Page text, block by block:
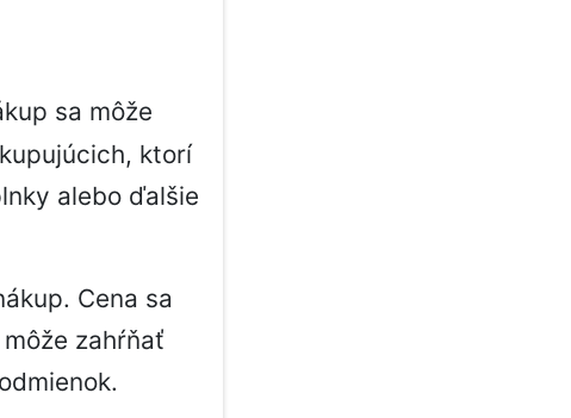
sa môže
ktorí
alebo ďalšie
Cena sa
zahŕňať